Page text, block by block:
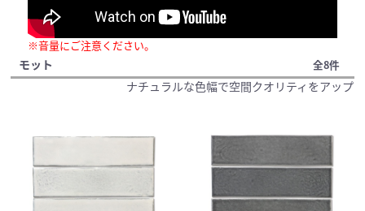
※音量にご注意ください。
モット 全8件
ナチュラルな色幅で空間クオリティをアップ